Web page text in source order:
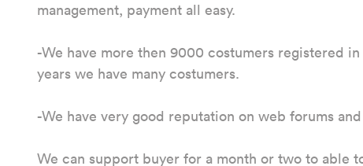
management, payment all easy.
-We have more then 9000 costumers registered
years we have many costumers.
-We have very good reputation on web forums
We can support buyer for a month or two to able